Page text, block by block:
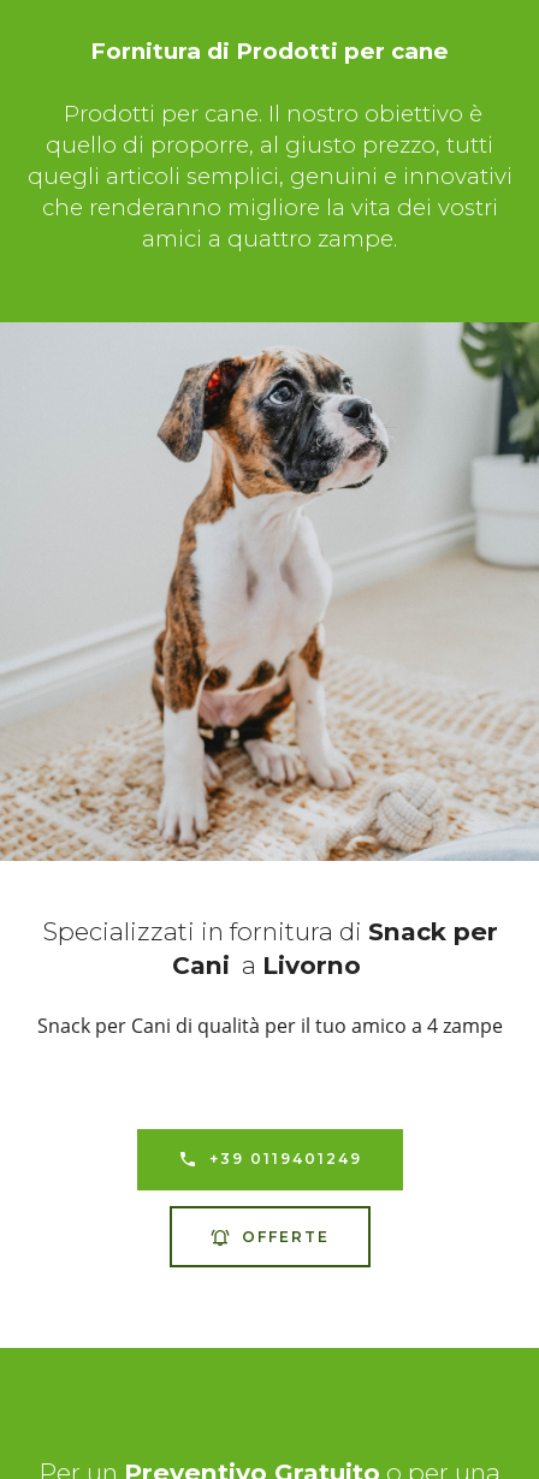
Fornitura di Prodotti per cane
Prodotti per cane. Il nostro obiettivo è
quello di proporre, al giusto prezzo, tutti
quegli articoli semplici, genuini e innovativi
che renderanno migliore la vita dei vostri
amici a quattro zampe.
Specializzati in fornitura di Snack per
Cani a Livorno
Snack per Cani di qualità per il tuo amico a 4 zampe
+39 0119401249
OFFERTE
Per un Preventivo Gratuito o per una